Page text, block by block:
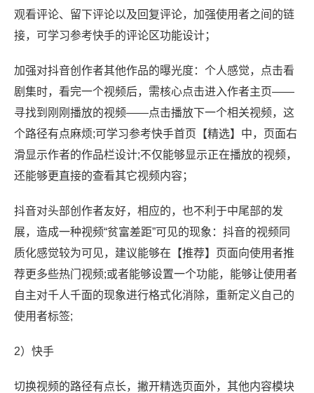
观看评论、留下评论以及回复评论，加强使用者之间的链
接，可学习参考快手的评论区功能设计；
加强对抖音创作者其他作品的曝光度：个人感觉，点击看
剧集时，看完一个视频后，需核心点击进入作者主页——
寻找到刚刚播放的视频——点击播放下一个相关视频，这
个路径有点麻烦;可学习参考快手首页【精选】中，页面右
滑显示作者的作品栏设计;不仅能够显示正在播放的视频，
还能够更直接的查看其它视频内容；
抖音对头部创作者友好，相应的，也不利于中尾部的发
展，造成一种视频“贫富差距”可见的现象：抖音的视频同
质化感觉较为可见，建议能够在【推荐】页面向使用者推
荐更多些热门视频;或者能够设置一个功能，能够让使用者
自主对千人千面的现象进行格式化消除，重新定义自己的
使用者标签;
2）快手
切换视频的路径有点长，撇开精选页面外，其他内容模块